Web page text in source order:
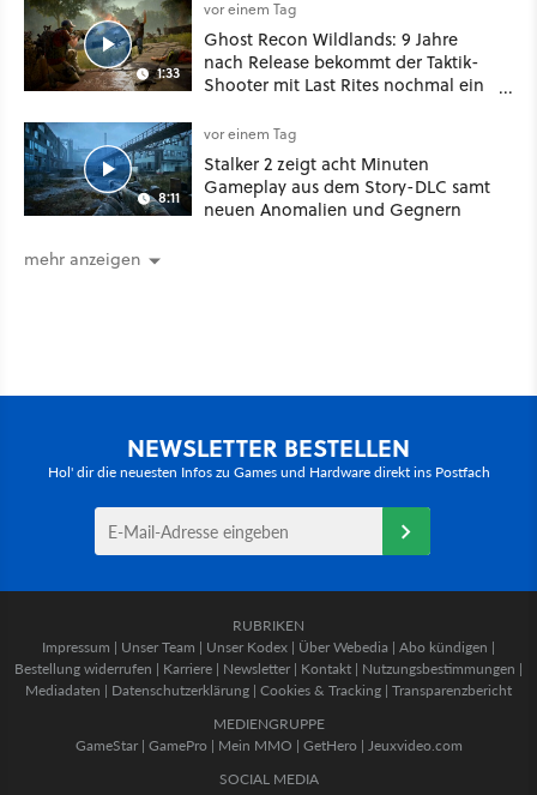
1:33
vor einem Tag
Ghost Recon Wildlands: 9 Jahre
nach Release bekommt der Taktik-
Shooter mit Last Rites nochmal ein
8:11
vor einem Tag
Stalker 2 zeigt acht Minuten
Gameplay aus dem Story-DLC samt
neuen Anomalien und Gegnern
mehr anzeigen
NEWSLETTER BESTELLEN
Hol' dir die neuesten Infos zu Games und Hardware direkt ins Postfach
RUBRIKEN
Impressum | Unser Team | Unser Kodex | Über Webedia | Abo kündigen |
Bestellung widerrufen | Karriere | Newsletter | Kontakt | Nutzungsbestimmungen |
Mediadaten | Datenschutzerklärung | Cookies & Tracking | Transparenzbericht
MEDIENGRUPPE
GameStar| GamePro | Mein MMO | GetHero | Jeuxvideo.com
SOCIAL MEDIA